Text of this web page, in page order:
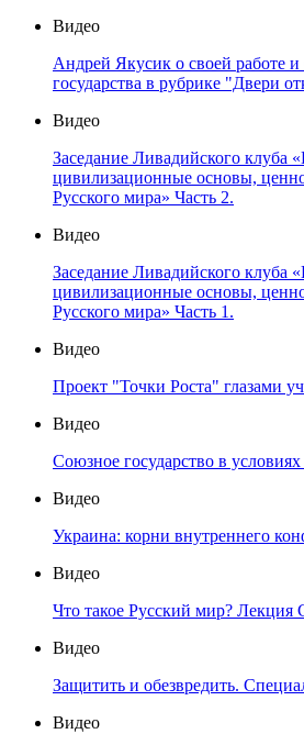
Видео
Андрей Якусик о своей работе
государства в рубрике "Двери
Видео
Заседание Ливадийского клуба
цивилизационные основы,
Русского мира» Часть 2.
Видео
Заседание Ливадийского клуба
цивилизационные основы,
Русского мира» Часть 1.
Видео
Проект "Точки Роста" глазами
Видео
Союзное государство в
Видео
Украина: корни внутреннего
Видео
Что такое Русский мир? Лекция
Видео
Защитить и обезвредить.
Видео